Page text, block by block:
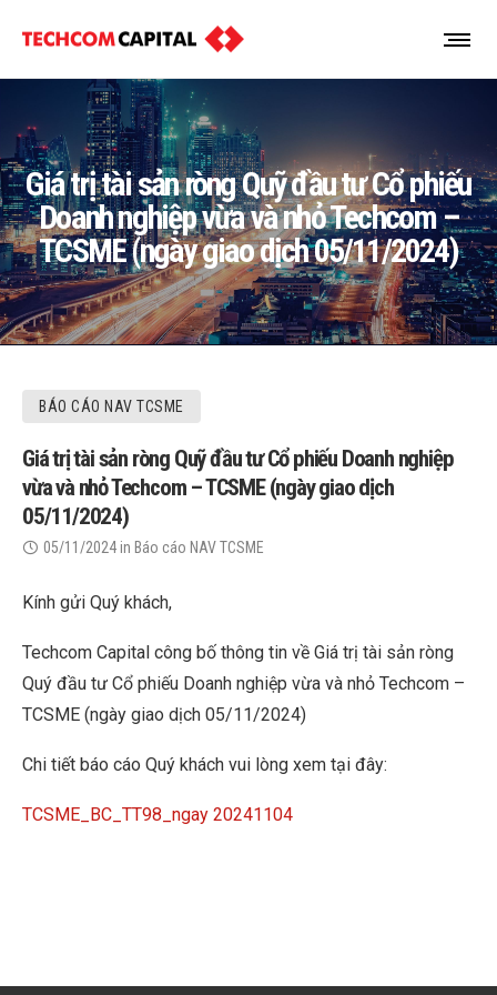
Giá trị tài sản ròng Quỹ đầu tư Cổ phiếu
Doanh nghiệp vừa và nhỏ Techcom –
TCSME (ngày giao dịch 05/11/2024)
BÁO CÁO NAV TCSME
Giá trị tài sản ròng Quỹ đầu tư Cổ phiếu Doanh nghiệp
vừa và nhỏ Techcom – TCSME (ngày giao dịch
05/11/2024)
05/11/2024in Báo cáo NAV TCSME
Kính gửi Quý khách,
Techcom Capital công bố thông tin về Giá trị tài sản ròng
Quý đầu tư Cổ phiếu Doanh nghiệp vừa và nhỏ Techcom –
TCSME (ngày giao dịch 05/11/2024)
Chi tiết báo cáo Quý khách vui lòng xem tại đây:
TCSME_BC_TT98_ngay 20241104